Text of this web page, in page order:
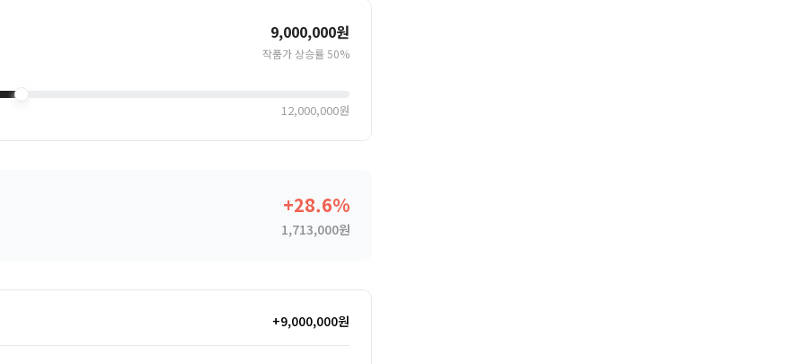
9,000,000원
작품가 상승률 50%
12,000,000원
+28.6%
1,713,000원
+9,000,000원